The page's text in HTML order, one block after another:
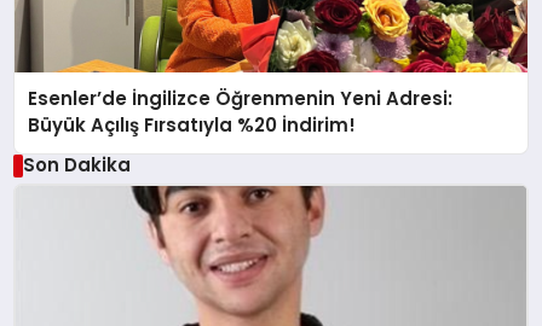
Esenler’de İngilizce Öğrenmenin Yeni Adresi:
Büyük Açılış Fırsatıyla %20 İndirim!
Son Dakika